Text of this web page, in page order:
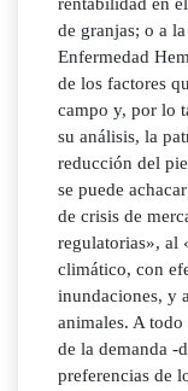
rentabilidad en
de granjas; o a
Enfermedad
de los factores
campo y, por lo
su análisis, la
reducción del
se puede
de crisis de
regulatorias», al
climático, con
inundaciones, y
animales. A
de la demanda -
preferencias de